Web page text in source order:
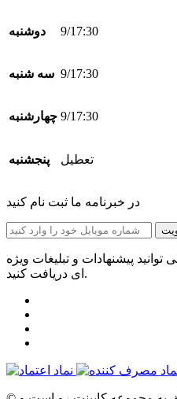
دوشنبه 9/17:30
سه شنبه 9/17:30
چهارشنبه 9/17:30
پنجشنبه تعطیل
در خبرنامه ما ثبت نام کنید
توانید پیشنهادات و تبلیغات ویژه
ای دریافت کنید.